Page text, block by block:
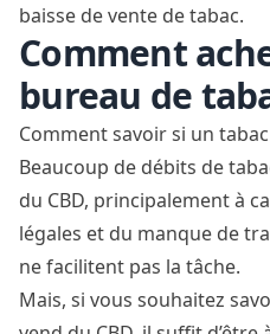
baisse de vente de tabac.
Comment
bureau de
Comment savoir si un
Beaucoup de débits de
du CBD, principalement à
légales et du manque de
ne facilitent pas la tâche.
Mais, si vous souhaitez